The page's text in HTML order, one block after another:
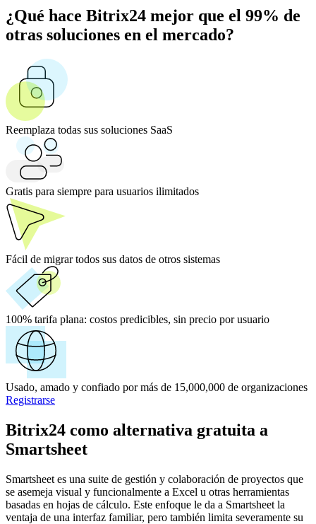
¿Qué hace Bitrix24 mejor que el 99% de
otras soluciones en el mercado?
Reemplaza todas sus soluciones SaaS
Gratis para siempre para usuarios ilimitados
Fácil de migrar todos sus datos de otros sistemas
100% tarifa plana: costos predicibles, sin precio por usuario
Usado, amado y confiado por más de 15,000,000 de organizaciones
Registrarse
Bitrix24 como alternativa gratuita a
Smartsheet
Smartsheet es una suite de gestión y colaboración de proyectos que
se asemeja visual y funcionalmente a Excel u otras herramientas
basadas en hojas de cálculo. Este enfoque le da a Smartsheet la
ventaja de una interfaz familiar, pero también limita severamente su